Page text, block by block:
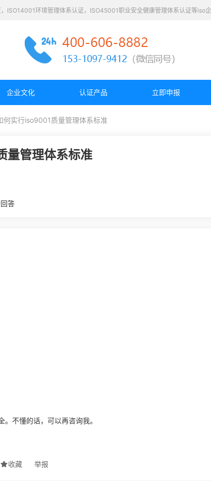
ISO14001环境管理体系认证，ISO45001职业安全健康管理体系认证等iso
企业文化 认证产品 立即申报
何实行iso9001质量管理体系标准
量管理体系标准
回答
不懂的话，可以再咨询我。
收藏 举报